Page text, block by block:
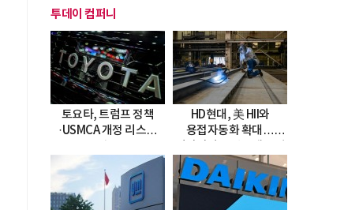
투데이 컴퍼니
토요타, 트럼프 정책
·USMCA 개정 리스크
HD현대, 美 HII와
용접자동화 확대…
도입